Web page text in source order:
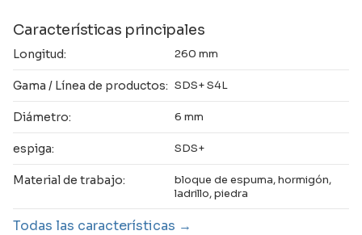
Características principales
Longitud: 260 mm
Gama / Línea de productos: SDS+ S4L
Diámetro: 6 mm
espiga: SDS+
Material de trabajo:
bloque de espuma, hormigón,
ladrillo, piedra
Todas las características